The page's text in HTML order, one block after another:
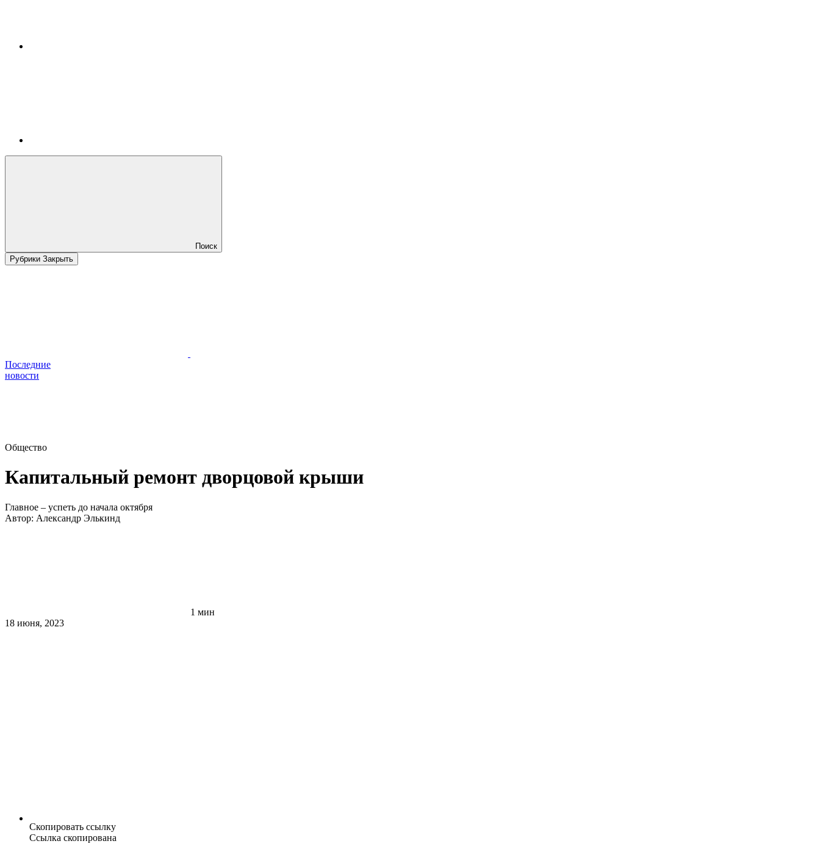
Поиск
Рубрики Закрыть
Последние
новости
Общество
Капитальный ремонт дворцовой крыши
Главное – успеть до начала октября
Автор: Александр Элькинд
1 мин
18 июня, 2023
Скопировать ссылку
Ссылка скопирована